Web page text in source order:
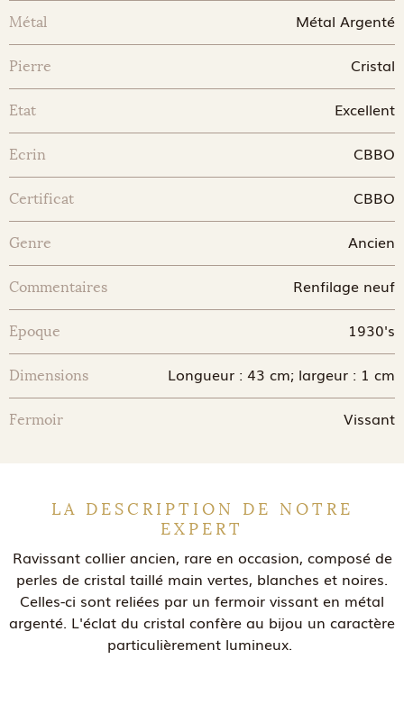
Métal Métal Argenté
Pierre Cristal
Etat Excellent
Ecrin CBBO
Certificat CBBO
Genre Ancien
Commentaires Renfilage neuf
Epoque 1930's
Dimensions Longueur : 43 cm; largeur : 1 cm
Fermoir Vissant
LA DESCRIPTION DE NOTRE
EXPERT
Ravissant collier ancien, rare en occasion, composé de
perles de cristal taillé main vertes, blanches et noires.
Celles-ci sont reliées par un fermoir vissant en métal
argenté. L'éclat du cristal confère au bijou un caractère
particulièrement lumineux.